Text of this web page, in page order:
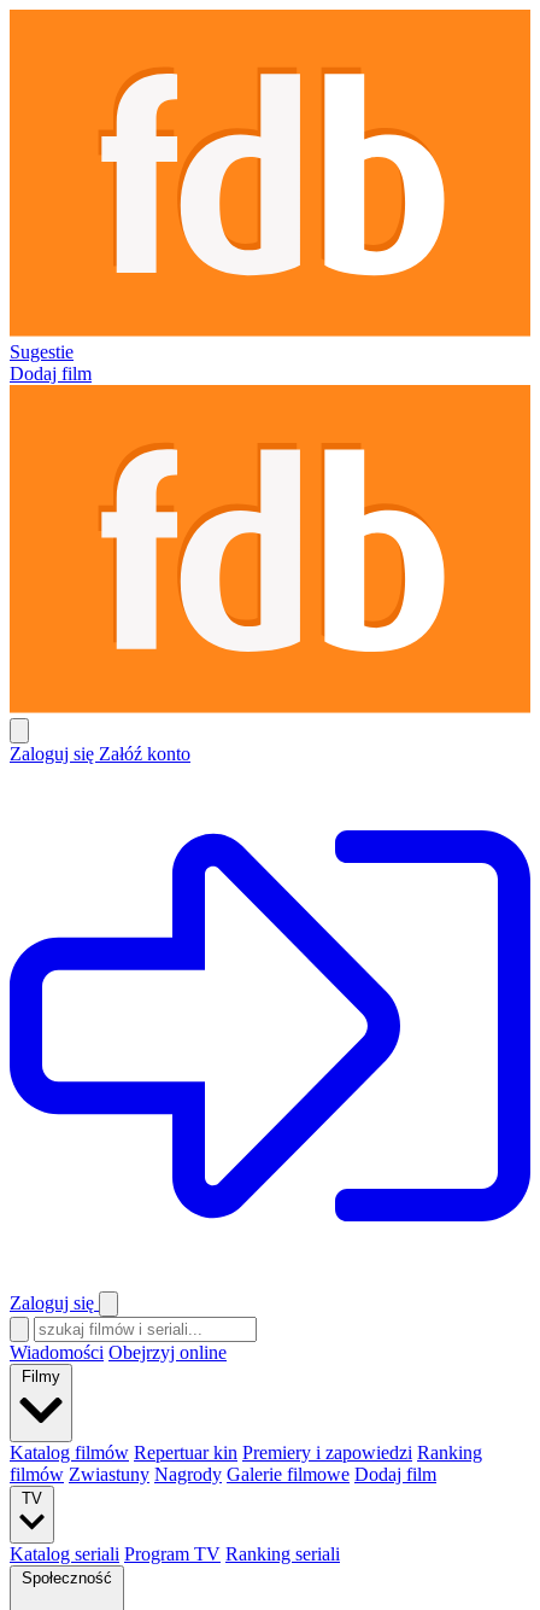
Sugestie
Dodaj film
Zaloguj się Załóź konto
Zaloguj się
Wiadomości Obejrzyj online
Filmy
Katalog filmów Repertuar kin Premiery i zapowiedzi Ranking
filmów Zwiastuny Nagrody Galerie filmowe Dodaj film
TV
Katalog seriali Program TV Ranking seriali
Społeczność